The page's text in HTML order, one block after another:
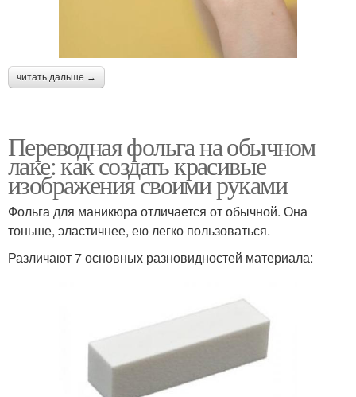
читать дальше →
Переводная фольга на обычном
лаке: как создать красивые
изображения своими руками
Фольга для маникюра отличается от обычной. Она
тоньше, эластичнее, ею легко пользоваться.
Различают 7 основных разновидностей материала: